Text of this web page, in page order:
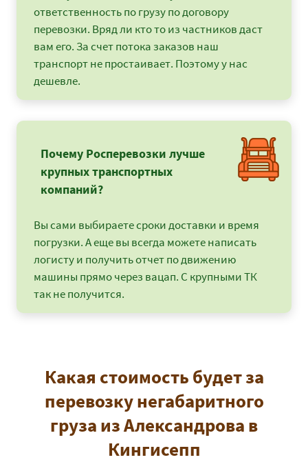
ответственность по грузу по договору
перевозки. Вряд ли кто то из частников даст
вам его. За счет потока заказов наш
транспорт не простаивает. Поэтому у нас
дешевле.
Почему Росперевозки лучше
крупных транспортных
компаний?
Вы сами выбираете сроки доставки и время
погрузки. А еще вы всегда можете написать
логисту и получить отчет по движению
машины прямо через вацап. С крупными ТК
так не получится.
Какая стоимость будет за
перевозку негабаритного
груза из Александрова в
Кингисепп